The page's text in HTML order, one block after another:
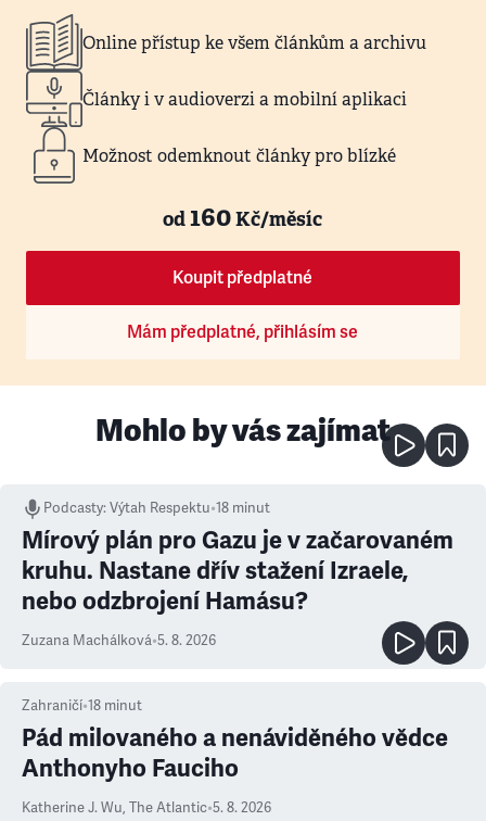
Online přístup ke všem článkům a archivu
Články i v audioverzi a mobilní aplikaci
Možnost odemknout články pro blízké
od160Kč/měsíc
Koupit předplatné
Mám předplatné, přihlásím se
Mohlo by vás zajímat
Podcasty:Výtah Respektu•18 minut
Mírový plán pro Gazu je v začarovaném
kruhu. Nastane dřív stažení Izraele,
nebo odzbrojení Hamásu?
Zuzana Machálková•5. 8. 2026
Zahraničí•18 minut
Pád milovaného a nenáviděného vědce
Anthonyho Fauciho
Katherine J. Wu, The Atlantic•5. 8. 2026